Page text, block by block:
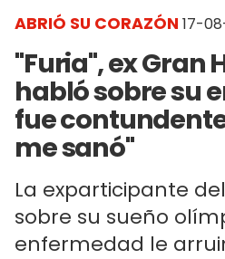
ABRIÓ SU CORAZÓN 17-
"Furia", ex Gran
habló sobre su
fue
me sanó"
La exparticipante
sobre su sueño
enfermedad le